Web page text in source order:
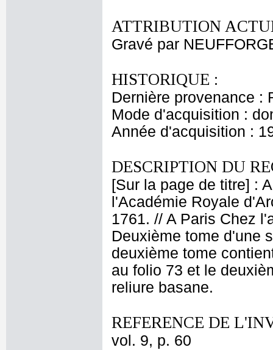
ATTRIBUTION
Gravé par
HISTORIQUE :
Dernière provenance :
Mode d'acquisition :
Année d'acquisition :
DESCRIPTION DU
[Sur la page de titre] :
l'Académie Royale
1761. // A Paris Chez
Deuxième tome d'une
deuxième tome
au folio 73 et le
reliure basane.
REFERENCE DE
vol. 9, p. 60